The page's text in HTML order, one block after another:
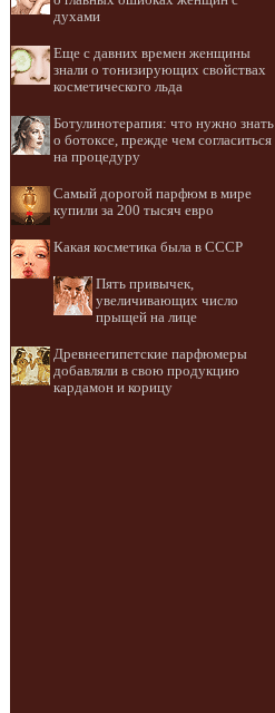
духами
Еще с давних времен женщины
знали о тонизирующих свойствах
косметического льда
Ботулинотерапия: что нужно знать
о ботоксе, прежде чем согласиться
на процедуру
Самый дорогой парфюм в мире
купили за 200 тысяч евро
Какая косметика была в СССР
Пять привычек,
увеличивающих число
прыщей на лице
Древнеегипетские парфюмеры
добавляли в свою продукцию
кардамон и корицу